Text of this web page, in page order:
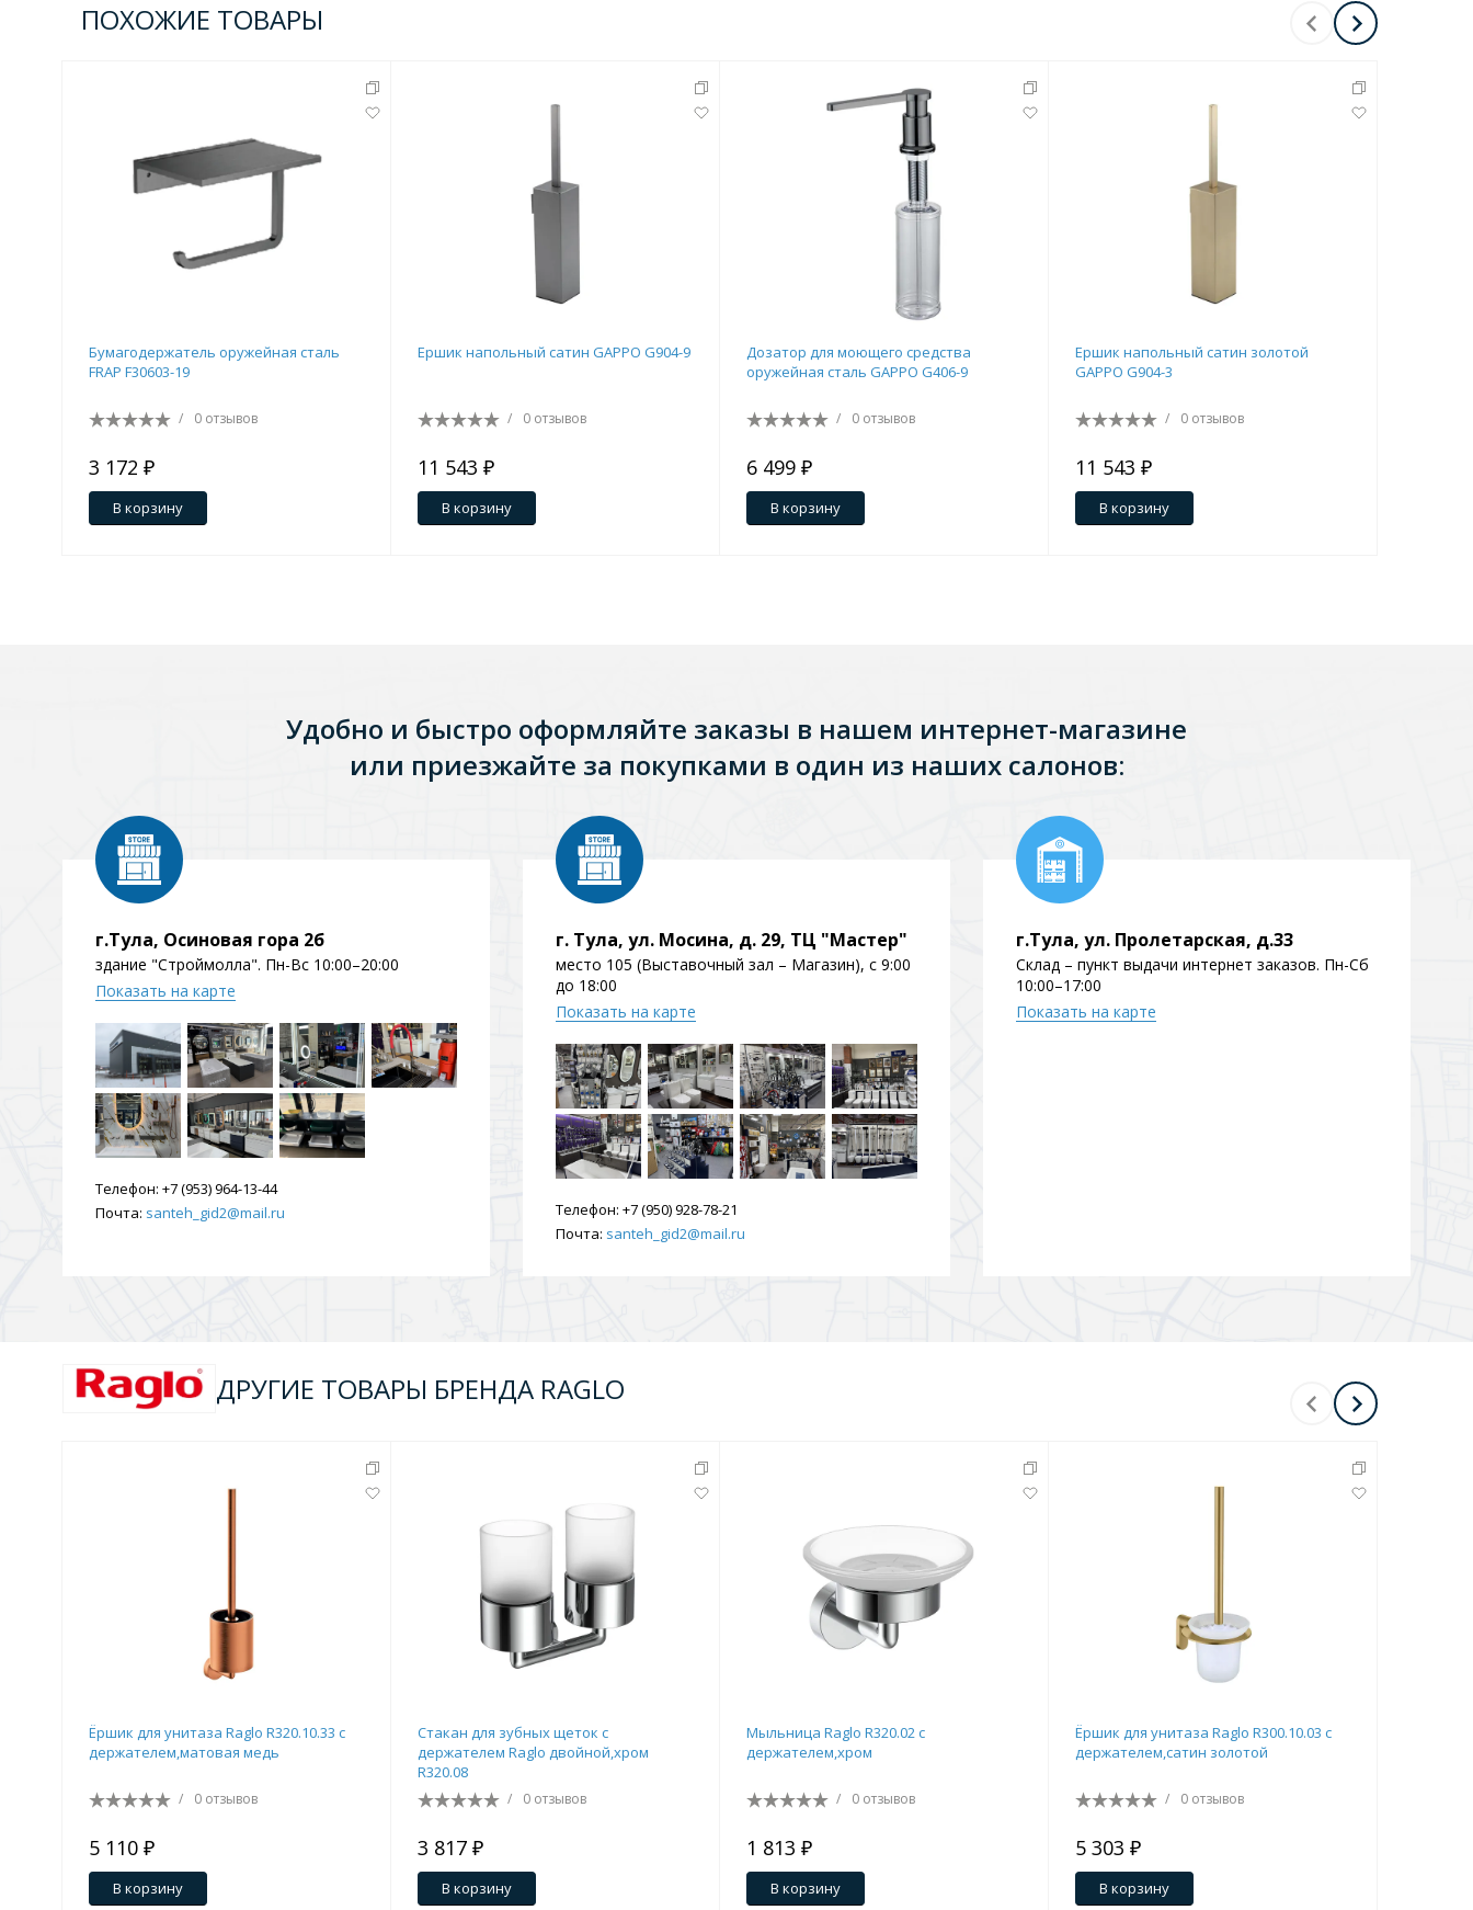
ПОХОЖИЕ ТОВАРЫ
Бумагодержатель оружейная сталь
FRAP F30603-19
/ 0 отзывов
3 172 ₽
В корзину
Ершик напольный сатин GAPPO G904-9
/ 0 отзывов
11 543 ₽
В корзину
Дозатор для моющего средства
оружейная сталь GAPPO G406-9
/ 0 отзывов
6 499 ₽
В корзину
Ершик напольный сатин золотой
GAPPO G904-3
/ 0 отзывов
11 543 ₽
В корзину
Удобно и быстро оформляйте заказы в нашем интернет-магазине
или приезжайте за покупками в один из наших салонов:
г.Тула, Осиновая гора 2б
здание "Строймолла". Пн-Вс 10:00–20:00
Показать на карте
Телефон: +7 (953) 964-13-44
Почта: santeh_gid2@mail.ru
г. Тула, ул. Мосина, д. 29, ТЦ "Мастер"
место 105 (Выставочный зал – Магазин), с 9:00
до 18:00
Показать на карте
Телефон: +7 (950) 928-78-21
Почта: santeh_gid2@mail.ru
г.Тула, ул. Пролетарская, д.33
Склад – пункт выдачи интернет заказов. Пн-Сб
10:00–17:00
Показать на карте
ДРУГИЕ ТОВАРЫ БРЕНДА RAGLO
Ёршик для унитаза Raglo R320.10.33 с
держателем,матовая медь
/ 0 отзывов
5 110 ₽
В корзину
Стакан для зубных щеток с
держателем Raglo двойной,хром
R320.08
/ 0 отзывов
3 817 ₽
В корзину
Мыльница Raglo R320.02 с
держателем,хром
/ 0 отзывов
1 813 ₽
В корзину
Ёршик для унитаза Raglo R300.10.03 с
держателем,сатин золотой
/ 0 отзывов
5 303 ₽
В корзину